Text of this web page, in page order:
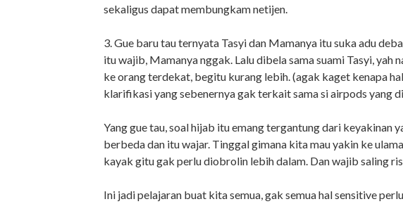
sekaligus dapat membungkam netijen.
3. Gue baru tau ternyata Tasyi dan Mamanya itu suka adu
itu wajib, Mamanya nggak. Lalu dibela sama suami Tasyi, yah
ke orang terdekat, begitu kurang lebih. (agak kaget kenapa
klarifikasi yang sebenernya gak terkait sama si airpods yang
Yang gue tau, soal hijab itu emang tergantung dari keyakinan
berbeda dan itu wajar. Tinggal gimana kita mau yakin ke
kayak gitu gak perlu diobrolin lebih dalam. Dan wajib saling
Ini jadi pelajaran buat kita semua, gak semua hal sensitive